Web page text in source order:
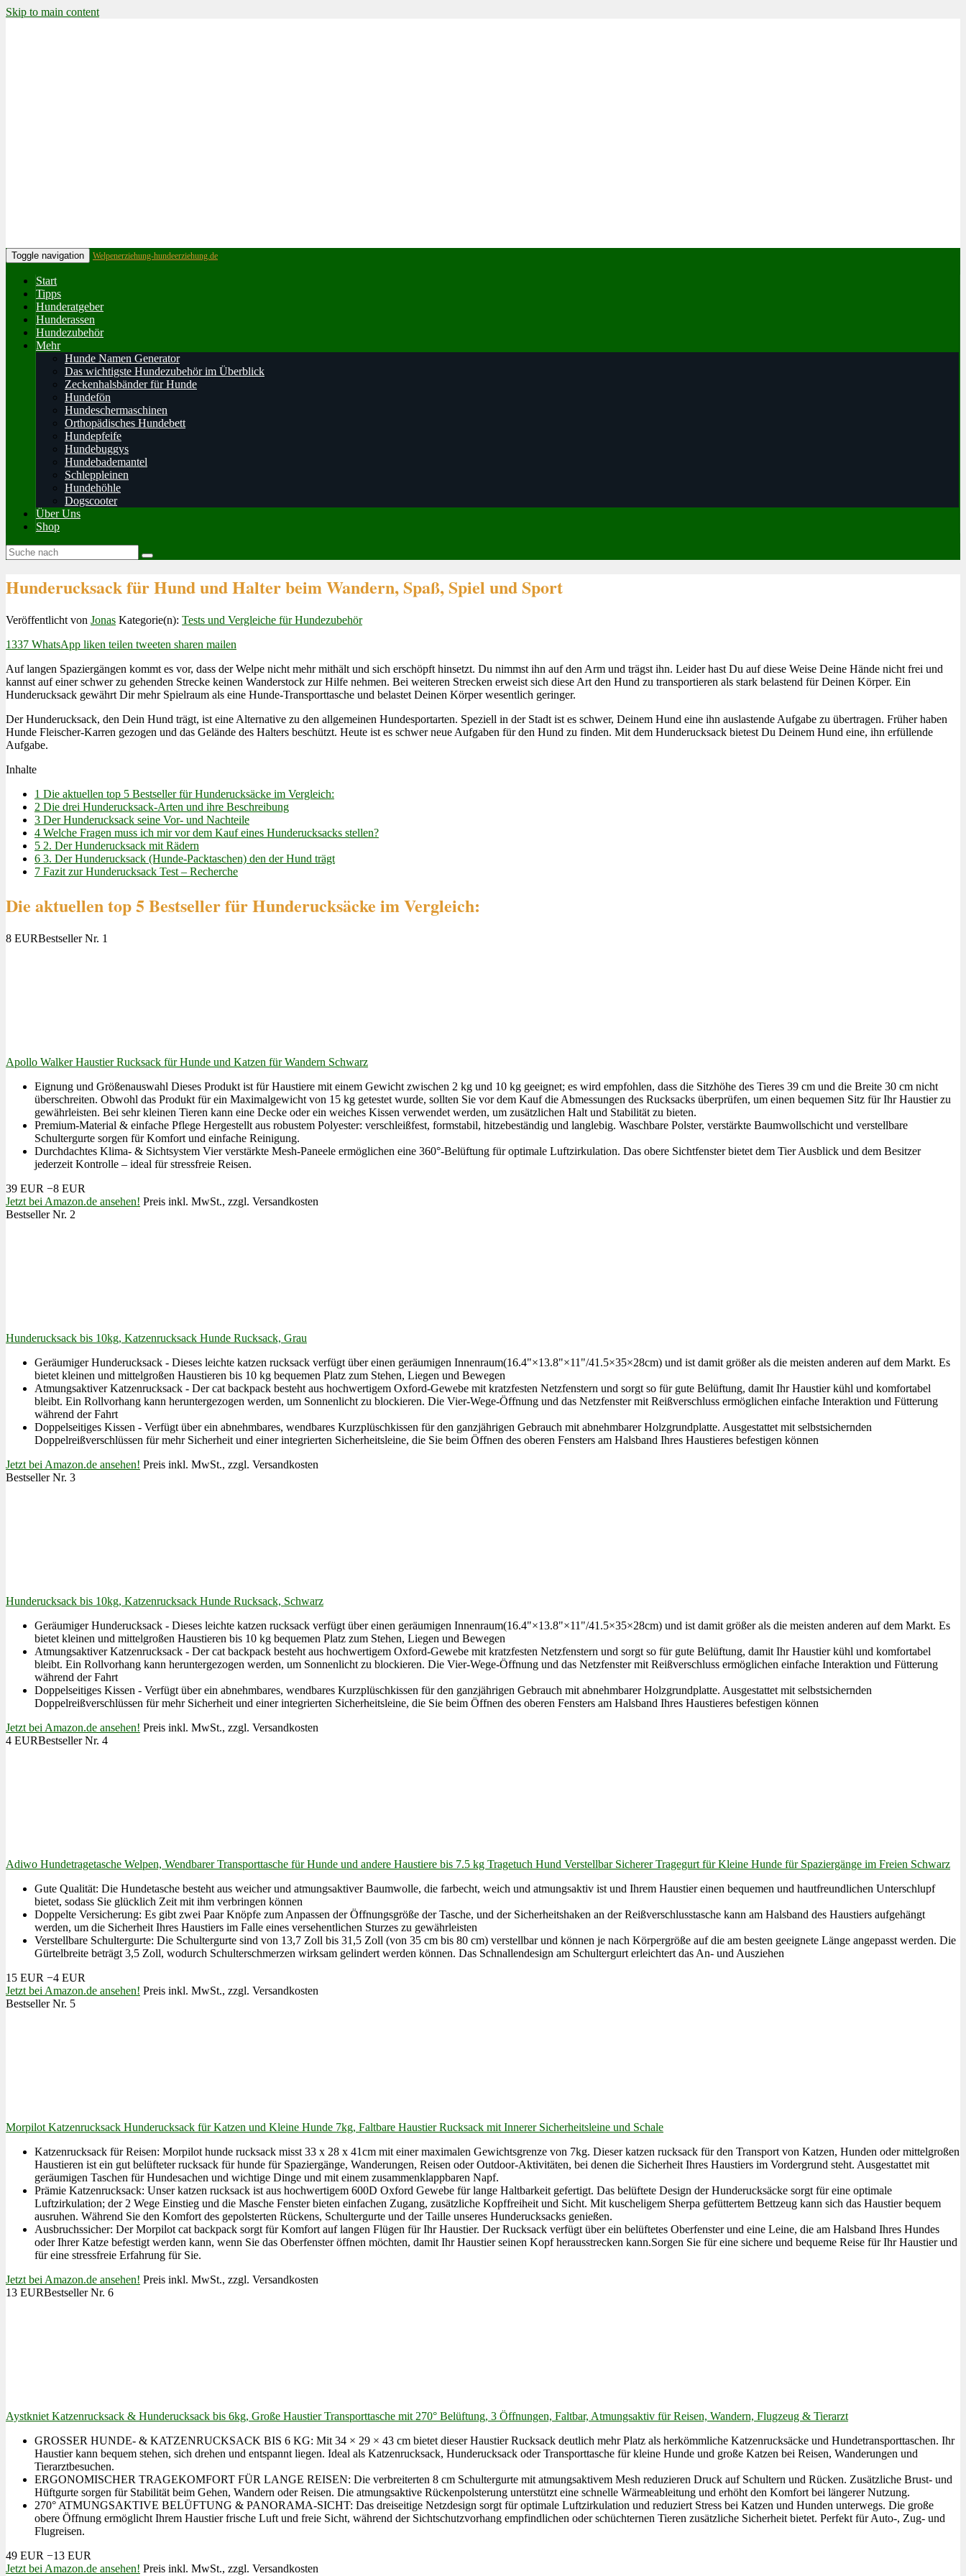
Skip to main content
Toggle navigation Welpenerziehung-hundeerziehung.de
Start
Tipps
Hunderatgeber
Hunderassen
Hundezubehör
Mehr
Hunde Namen Generator
Das wichtigste Hundezubehör im Überblick
Zeckenhalsbänder für Hunde
Hundefön
Hundeschermaschinen
Orthopädisches Hundebett
Hundepfeife
Hundebuggys
Hundebademantel
Schleppleinen
Hundehöhle
Dogscooter
Über Uns
Shop
Hunderucksack für Hund und Halter beim Wandern, Spaß, Spiel und Sport
Veröffentlicht von Jonas Kategorie(n): Tests und Vergleiche für Hundezubehör
1337 WhatsApp liken teilen tweeten sharen mailen
Auf langen Spaziergängen kommt es vor, dass der Welpe nicht mehr mithält und sich erschöpft hinsetzt. Du nimmst ihn auf den Arm und trägst ihn. Leider hast Du auf diese Weise Deine Hände nicht frei und
kannst auf einer schwer zu gehenden Strecke keinen Wanderstock zur Hilfe nehmen. Bei weiteren Strecken erweist sich diese Art den Hund zu transportieren als stark belastend für Deinen Körper. Ein
Hunderucksack gewährt Dir mehr Spielraum als eine Hunde-Transporttasche und belastet Deinen Körper wesentlich geringer.
Der Hunderucksack, den Dein Hund trägt, ist eine Alternative zu den allgemeinen Hundesportarten. Speziell in der Stadt ist es schwer, Deinem Hund eine ihn auslastende Aufgabe zu übertragen. Früher haben
Hunde Fleischer-Karren gezogen und das Gelände des Halters beschützt. Heute ist es schwer neue Aufgaben für den Hund zu finden. Mit dem Hunderucksack bietest Du Deinem Hund eine, ihn erfüllende
Aufgabe.
Inhalte
1 Die aktuellen top 5 Bestseller für Hunderucksäcke im Vergleich:
2 Die drei Hunderucksack-Arten und ihre Beschreibung
3 Der Hunderucksack seine Vor- und Nachteile
4 Welche Fragen muss ich mir vor dem Kauf eines Hunderucksacks stellen?
5 2. Der Hunderucksack mit Rädern
6 3. Der Hunderucksack (Hunde-Packtaschen) den der Hund trägt
7 Fazit zur Hunderucksack Test – Recherche
Die aktuellen top 5 Bestseller für Hunderucksäcke im Vergleich:
8 EURBestseller Nr. 1
Apollo Walker Haustier Rucksack für Hunde und Katzen für Wandern Schwarz
Eignung und Größenauswahl Dieses Produkt ist für Haustiere mit einem Gewicht zwischen 2 kg und 10 kg geeignet; es wird empfohlen, dass die Sitzhöhe des Tieres 39 cm und die Breite 30 cm nicht
überschreiten. Obwohl das Produkt für ein Maximalgewicht von 15 kg getestet wurde, sollten Sie vor dem Kauf die Abmessungen des Rucksacks überprüfen, um einen bequemen Sitz für Ihr Haustier zu
gewährleisten. Bei sehr kleinen Tieren kann eine Decke oder ein weiches Kissen verwendet werden, um zusätzlichen Halt und Stabilität zu bieten.
Premium-Material & einfache Pflege Hergestellt aus robustem Polyester: verschleißfest, formstabil, hitzebeständig und langlebig. Waschbare Polster, verstärkte Baumwollschicht und verstellbare
Schultergurte sorgen für Komfort und einfache Reinigung.
Durchdachtes Klima- & Sichtsystem Vier verstärkte Mesh-Paneele ermöglichen eine 360°-Belüftung für optimale Luftzirkulation. Das obere Sichtfenster bietet dem Tier Ausblick und dem Besitzer
jederzeit Kontrolle – ideal für stressfreie Reisen.
39 EUR −8 EUR
Jetzt bei Amazon.de ansehen! Preis inkl. MwSt., zzgl. Versandkosten
Bestseller Nr. 2
Hunderucksack bis 10kg, Katzenrucksack Hunde Rucksack, Grau
Geräumiger Hunderucksack - Dieses leichte katzen rucksack verfügt über einen geräumigen Innenraum(16.4"×13.8"×11"/41.5×35×28cm) und ist damit größer als die meisten anderen auf dem Markt. Es
bietet kleinen und mittelgroßen Haustieren bis 10 kg bequemen Platz zum Stehen, Liegen und Bewegen
Atmungsaktiver Katzenrucksack - Der cat backpack besteht aus hochwertigem Oxford-Gewebe mit kratzfesten Netzfenstern und sorgt so für gute Belüftung, damit Ihr Haustier kühl und komfortabel
bleibt. Ein Rollvorhang kann heruntergezogen werden, um Sonnenlicht zu blockieren. Die Vier-Wege-Öffnung und das Netzfenster mit Reißverschluss ermöglichen einfache Interaktion und Fütterung
während der Fahrt
Doppelseitiges Kissen - Verfügt über ein abnehmbares, wendbares Kurzplüschkissen für den ganzjährigen Gebrauch mit abnehmbarer Holzgrundplatte. Ausgestattet mit selbstsichernden
Doppelreißverschlüssen für mehr Sicherheit und einer integrierten Sicherheitsleine, die Sie beim Öffnen des oberen Fensters am Halsband Ihres Haustieres befestigen können
Jetzt bei Amazon.de ansehen! Preis inkl. MwSt., zzgl. Versandkosten
Bestseller Nr. 3
Hunderucksack bis 10kg, Katzenrucksack Hunde Rucksack, Schwarz
Geräumiger Hunderucksack - Dieses leichte katzen rucksack verfügt über einen geräumigen Innenraum(16.4"×13.8"×11"/41.5×35×28cm) und ist damit größer als die meisten anderen auf dem Markt. Es
bietet kleinen und mittelgroßen Haustieren bis 10 kg bequemen Platz zum Stehen, Liegen und Bewegen
Atmungsaktiver Katzenrucksack - Der cat backpack besteht aus hochwertigem Oxford-Gewebe mit kratzfesten Netzfenstern und sorgt so für gute Belüftung, damit Ihr Haustier kühl und komfortabel
bleibt. Ein Rollvorhang kann heruntergezogen werden, um Sonnenlicht zu blockieren. Die Vier-Wege-Öffnung und das Netzfenster mit Reißverschluss ermöglichen einfache Interaktion und Fütterung
während der Fahrt
Doppelseitiges Kissen - Verfügt über ein abnehmbares, wendbares Kurzplüschkissen für den ganzjährigen Gebrauch mit abnehmbarer Holzgrundplatte. Ausgestattet mit selbstsichernden
Doppelreißverschlüssen für mehr Sicherheit und einer integrierten Sicherheitsleine, die Sie beim Öffnen des oberen Fensters am Halsband Ihres Haustieres befestigen können
Jetzt bei Amazon.de ansehen! Preis inkl. MwSt., zzgl. Versandkosten
4 EURBestseller Nr. 4
Adiwo Hundetragetasche Welpen, Wendbarer Transporttasche für Hunde und andere Haustiere bis 7.5 kg Tragetuch Hund Verstellbar Sicherer Tragegurt für Kleine Hunde für Spaziergänge im Freien Schwarz
Gute Qualität: Die Hundetasche besteht aus weicher und atmungsaktiver Baumwolle, die farbecht, weich und atmungsaktiv ist und Ihrem Haustier einen bequemen und hautfreundlichen Unterschlupf
bietet, sodass Sie glücklich Zeit mit ihm verbringen können
Doppelte Versicherung: Es gibt zwei Paar Knöpfe zum Anpassen der Öffnungsgröße der Tasche, und der Sicherheitshaken an der Reißverschlusstasche kann am Halsband des Haustiers aufgehängt
werden, um die Sicherheit Ihres Haustiers im Falle eines versehentlichen Sturzes zu gewährleisten
Verstellbare Schultergurte: Die Schultergurte sind von 13,7 Zoll bis 31,5 Zoll (von 35 cm bis 80 cm) verstellbar und können je nach Körpergröße auf die am besten geeignete Länge angepasst werden. Die
Gürtelbreite beträgt 3,5 Zoll, wodurch Schulterschmerzen wirksam gelindert werden können. Das Schnallendesign am Schultergurt erleichtert das An- und Ausziehen
15 EUR −4 EUR
Jetzt bei Amazon.de ansehen! Preis inkl. MwSt., zzgl. Versandkosten
Bestseller Nr. 5
Morpilot Katzenrucksack Hunderucksack für Katzen und Kleine Hunde 7kg, Faltbare Haustier Rucksack mit Innerer Sicherheitsleine und Schale
Katzenrucksack für Reisen: Morpilot hunde rucksack misst 33 x 28 x 41cm mit einer maximalen Gewichtsgrenze von 7kg. Dieser katzen rucksack für den Transport von Katzen, Hunden oder mittelgroßen
Haustieren ist ein gut belüfteter rucksack für hunde für Spaziergänge, Wanderungen, Reisen oder Outdoor-Aktivitäten, bei denen die Sicherheit Ihres Haustiers im Vordergrund steht. Ausgestattet mit
geräumigen Taschen für Hundesachen und wichtige Dinge und mit einem zusammenklappbaren Napf.
Prämie Katzenrucksack: Unser katzen rucksack ist aus hochwertigem 600D Oxford Gewebe für lange Haltbarkeit gefertigt. Das belüftete Design der Hunderucksäcke sorgt für eine optimale
Luftzirkulation; der 2 Wege Einstieg und die Masche Fenster bieten einfachen Zugang, zusätzliche Kopffreiheit und Sicht. Mit kuscheligem Sherpa gefüttertem Bettzeug kann sich das Haustier bequem
ausruhen. Während Sie den Komfort des gepolsterten Rückens, Schultergurte und der Taille unseres Hunderucksacks genießen.
Ausbruchssicher: Der Morpilot cat backpack sorgt für Komfort auf langen Flügen für Ihr Haustier. Der Rucksack verfügt über ein belüftetes Oberfenster und eine Leine, die am Halsband Ihres Hundes
oder Ihrer Katze befestigt werden kann, wenn Sie das Oberfenster öffnen möchten, damit Ihr Haustier seinen Kopf herausstrecken kann.Sorgen Sie für eine sichere und bequeme Reise für Ihr Haustier und
für eine stressfreie Erfahrung für Sie.
Jetzt bei Amazon.de ansehen! Preis inkl. MwSt., zzgl. Versandkosten
13 EURBestseller Nr. 6
Aystkniet Katzenrucksack & Hunderucksack bis 6kg, Große Haustier Transporttasche mit 270° Belüftung, 3 Öffnungen, Faltbar, Atmungsaktiv für Reisen, Wandern, Flugzeug & Tierarzt
GROSSER HUNDE- & KATZENRUCKSACK BIS 6 KG: Mit 34 × 29 × 43 cm bietet dieser Haustier Rucksack deutlich mehr Platz als herkömmliche Katzenrucksäcke und Hundetransporttaschen. Ihr
Haustier kann bequem stehen, sich drehen und entspannt liegen. Ideal als Katzenrucksack, Hunderucksack oder Transporttasche für kleine Hunde und große Katzen bei Reisen, Wanderungen und
Tierarztbesuchen.
ERGONOMISCHER TRAGEKOMFORT FÜR LANGE REISEN: Die verbreiterten 8 cm Schultergurte mit atmungsaktivem Mesh reduzieren Druck auf Schultern und Rücken. Zusätzliche Brust- und
Hüftgurte sorgen für Stabilität beim Gehen, Wandern oder Reisen. Die atmungsaktive Rückenpolsterung unterstützt eine schnelle Wärmeableitung und erhöht den Komfort bei längerer Nutzung.
270° ATMUNGSAKTIVE BELÜFTUNG & PANORAMA-SICHT: Das dreiseitige Netzdesign sorgt für optimale Luftzirkulation und reduziert Stress bei Katzen und Hunden unterwegs. Die große
obere Öffnung ermöglicht Ihrem Haustier frische Luft und freie Sicht, während der Sichtschutzvorhang empfindlichen oder schüchternen Tieren zusätzliche Sicherheit bietet. Perfekt für Auto-, Zug- und
Flugreisen.
49 EUR −13 EUR
Jetzt bei Amazon.de ansehen! Preis inkl. MwSt., zzgl. Versandkosten